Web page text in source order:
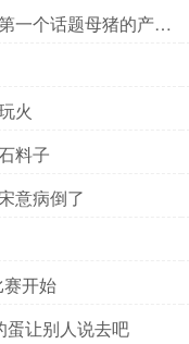
一个话题母猪的产后
火
料子
意病倒了
开始
蛋让别人说去吧